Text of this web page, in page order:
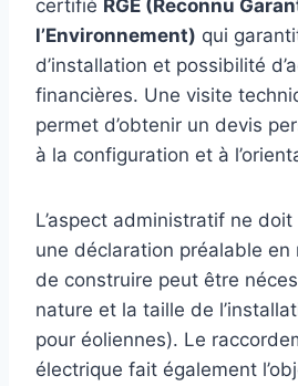
certifié RGE (Reconnu
l’Environnement) qui
d’installation et possibilité
financières. Une visite
permet d’obtenir un devis
à la configuration et à
L’aspect administratif ne
une déclaration préalable en
de construire peut être
nature et la taille de
pour éoliennes). Le
électrique fait également